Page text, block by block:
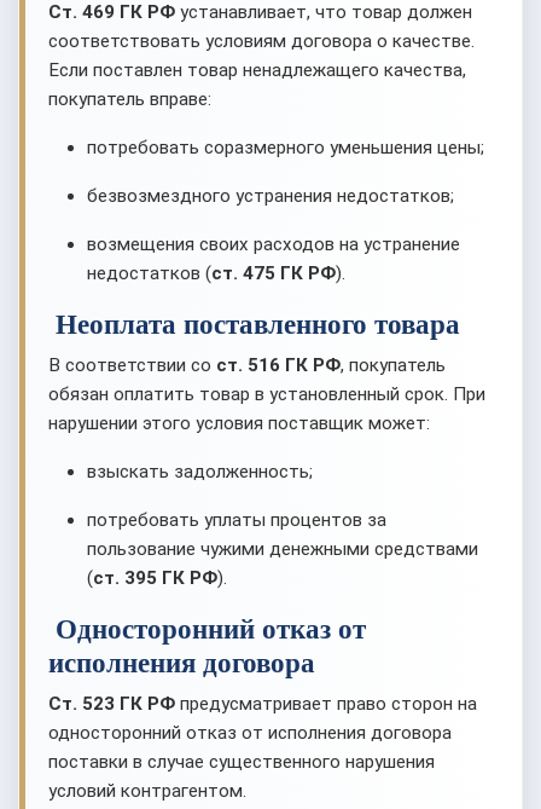
Ст. 469 ГК РФ устанавливает, что товар должен
соответствовать условиям договора о качестве.
Если поставлен товар ненадлежащего качества,
покупатель вправе:
потребовать соразмерного уменьшения цены;
безвозмездного устранения недостатков;
возмещения своих расходов на устранение
недостатков (ст. 475 ГК РФ).
Неоплата поставленного товара
В соответствии со ст. 516 ГК РФ, покупатель
обязан оплатить товар в установленный срок. При
нарушении этого условия поставщик может:
взыскать задолженность;
потребовать уплаты процентов за
пользование чужими денежными средствами
(ст. 395 ГК РФ).
Односторонний отказ от
исполнения договора
Ст. 523 ГК РФ предусматривает право сторон на
односторонний отказ от исполнения договора
поставки в случае существенного нарушения
условий контрагентом.